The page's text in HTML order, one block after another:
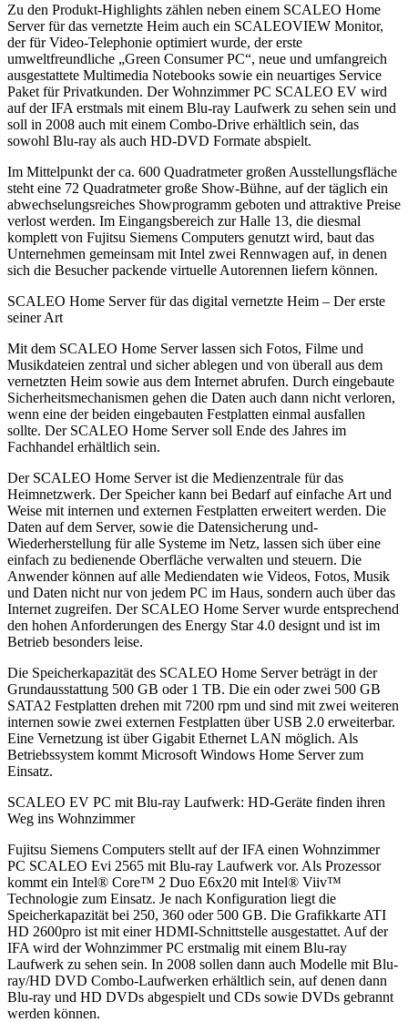
Zu den Produkt-Highlights zählen neben einem SCALEO Home
Server für das vernetzte Heim auch ein SCALEOVIEW Monitor,
der für Video-Telephonie optimiert wurde, der erste
umweltfreundliche „Green Consumer PC“, neue und umfangreich
ausgestattete Multimedia Notebooks sowie ein neuartiges Service
Paket für Privatkunden. Der Wohnzimmer PC SCALEO EV wird
auf der IFA erstmals mit einem Blu-ray Laufwerk zu sehen sein und
soll in 2008 auch mit einem Combo-Drive erhältlich sein, das
sowohl Blu-ray als auch HD-DVD Formate abspielt.
Im Mittelpunkt der ca. 600 Quadratmeter großen Ausstellungsfläche
steht eine 72 Quadratmeter große Show-Bühne, auf der täglich ein
abwechselungsreiches Showprogramm geboten und attraktive Preise
verlost werden. Im Eingangsbereich zur Halle 13, die diesmal
komplett von Fujitsu Siemens Computers genutzt wird, baut das
Unternehmen gemeinsam mit Intel zwei Rennwagen auf, in denen
sich die Besucher packende virtuelle Autorennen liefern können.
SCALEO Home Server für das digital vernetzte Heim – Der erste
seiner Art
Mit dem SCALEO Home Server lassen sich Fotos, Filme und
Musikdateien zentral und sicher ablegen und von überall aus dem
vernetzten Heim sowie aus dem Internet abrufen. Durch eingebaute
Sicherheitsmechanismen gehen die Daten auch dann nicht verloren,
wenn eine der beiden eingebauten Festplatten einmal ausfallen
sollte. Der SCALEO Home Server soll Ende des Jahres im
Fachhandel erhältlich sein.
Der SCALEO Home Server ist die Medienzentrale für das
Heimnetzwerk. Der Speicher kann bei Bedarf auf einfache Art und
Weise mit internen und externen Festplatten erweitert werden. Die
Daten auf dem Server, sowie die Datensicherung und-
Wiederherstellung für alle Systeme im Netz, lassen sich über eine
einfach zu bedienende Oberfläche verwalten und steuern. Die
Anwender können auf alle Mediendaten wie Videos, Fotos, Musik
und Daten nicht nur von jedem PC im Haus, sondern auch über das
Internet zugreifen. Der SCALEO Home Server wurde entsprechend
den hohen Anforderungen des Energy Star 4.0 designt und ist im
Betrieb besonders leise.
Die Speicherkapazität des SCALEO Home Server beträgt in der
Grundausstattung 500 GB oder 1 TB. Die ein oder zwei 500 GB
SATA2 Festplatten drehen mit 7200 rpm und sind mit zwei weiteren
internen sowie zwei externen Festplatten über USB 2.0 erweiterbar.
Eine Vernetzung ist über Gigabit Ethernet LAN möglich. Als
Betriebssystem kommt Microsoft Windows Home Server zum
Einsatz.
SCALEO EV PC mit Blu-ray Laufwerk: HD-Geräte finden ihren
Weg ins Wohnzimmer
Fujitsu Siemens Computers stellt auf der IFA einen Wohnzimmer
PC SCALEO Evi 2565 mit Blu-ray Laufwerk vor. Als Prozessor
kommt ein Intel® Core™ 2 Duo E6x20 mit Intel® Viiv™
Technologie zum Einsatz. Je nach Konfiguration liegt die
Speicherkapazität bei 250, 360 oder 500 GB. Die Grafikkarte ATI
HD 2600pro ist mit einer HDMI-Schnittstelle ausgestattet. Auf der
IFA wird der Wohnzimmer PC erstmalig mit einem Blu-ray
Laufwerk zu sehen sein. In 2008 sollen dann auch Modelle mit Blu-
ray/HD DVD Combo-Laufwerken erhältlich sein, auf denen dann
Blu-ray und HD DVDs abgespielt und CDs sowie DVDs gebrannt
werden können.